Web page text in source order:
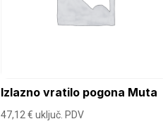
Izlazno vratilo pogona Muta
47,12€ uključ. PDV